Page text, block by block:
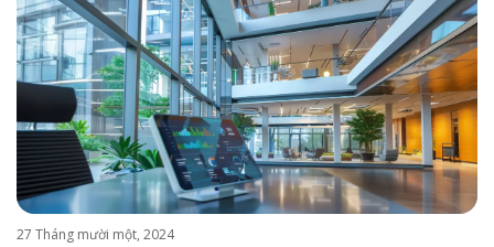
27 Tháng mười một, 2024